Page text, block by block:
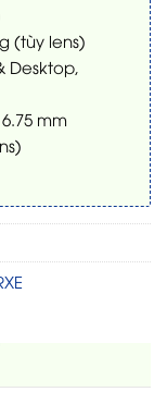
(tùy lens)
Desktop,
mm